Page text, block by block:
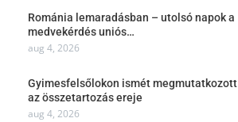
Románia lemaradásban – utolsó napok a
medvekérdés uniós…
aug 4, 2026
Gyimesfelsőlokon ismét megmutatkozott
az összetartozás ereje
aug 4, 2026